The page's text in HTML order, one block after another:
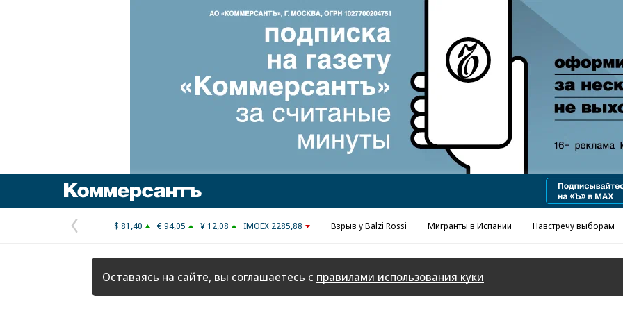
Реклама в «Ъ» www.kommersant.ru/ad
Предыдущая
страница
$ 81,40 € 94,05 ¥ 12,08 IMOEX 2285,88 Взрыв у Balzi Rossi Мигранты в Испании Навстречу выборам
Оставаясь на сайте, вы соглашаетесь с правилами использования куки